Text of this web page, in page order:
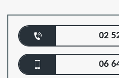
02
06